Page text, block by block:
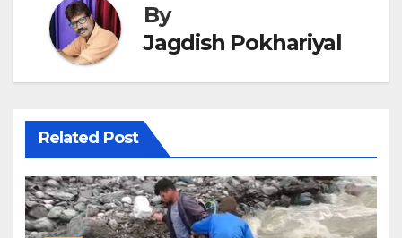
By
Jagdish Pokhariyal
Related Post